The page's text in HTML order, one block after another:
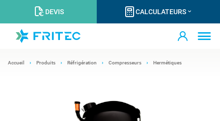
DEVIS CALCULATEURS
Accueil Produits Réfrigération Compresseurs Hermétiques